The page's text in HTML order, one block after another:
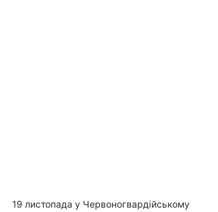
19 листопада у Червоногвардійському